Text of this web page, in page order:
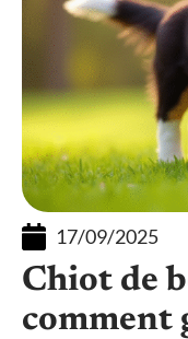
17/09/2025
Chiot de
comment